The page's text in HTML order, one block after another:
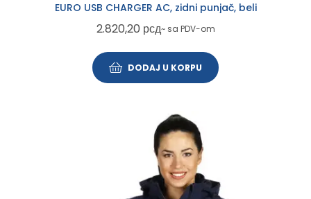
EURO USB CHARGER AC, zidni punjač, beli
2.820,20 рсд~ sa PDV-om
DODAJ U KORPU